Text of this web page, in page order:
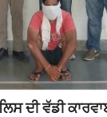
ਦੀ ਵੱਡੀ